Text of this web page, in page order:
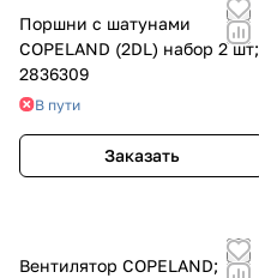
Поршни с шатунами
COPELAND (2DL) набор 2 шт;
2836309
В пути
Заказать
Вентилятор COPELAND;